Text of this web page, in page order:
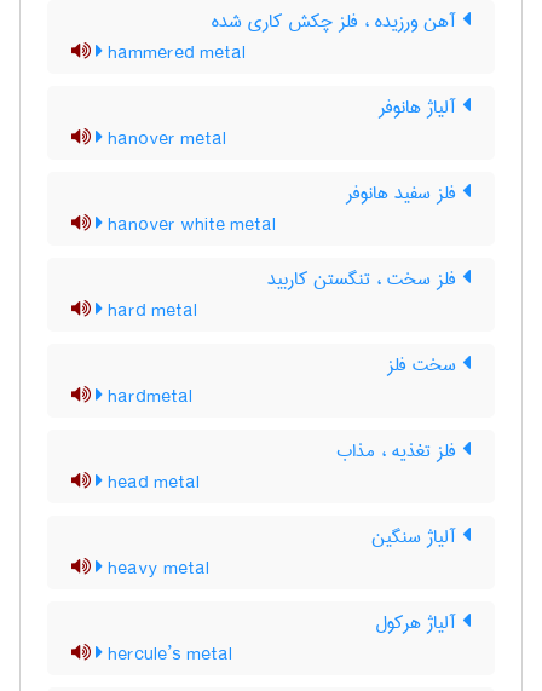
آهن ورزیده ، فلز چکش کاری شده
hammered metal
آلیاژ هانوفر
hanover metal
فلز سفید هانوفر
hanover white metal
فلز سخت ، تنگستن کاربید
hard metal
سخت فلز
hardmetal
فلز تغذیه ، مذاب
head metal
آلیاژ سنگین
heavy metal
آلیاژ هرکول
hercule’s metal